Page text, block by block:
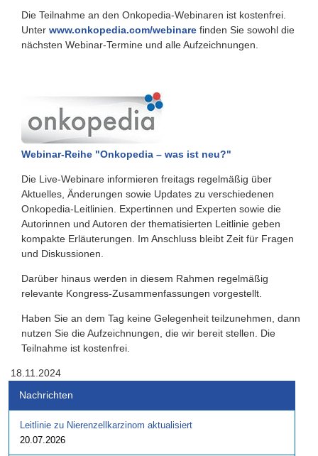
Die Teilnahme an den Onkopedia-Webinaren ist kostenfrei.
Unter www.onkopedia.com/webinare finden Sie sowohl die
nächsten Webinar-Termine und alle Aufzeichnungen.
Webinar-Reihe "Onkopedia – was ist neu?"
Die Live-Webinare informieren freitags regelmäßig über
Aktuelles, Änderungen sowie Updates zu verschiedenen
Onkopedia-Leitlinien. Expertinnen und Experten sowie die
Autorinnen und Autoren der thematisierten Leitlinie geben
kompakte Erläuterungen. Im Anschluss bleibt Zeit für Fragen
und Diskussionen.
Darüber hinaus werden in diesem Rahmen regelmäßig
relevante Kongress-Zusammenfassungen vorgestellt.
Haben Sie an dem Tag keine Gelegenheit teilzunehmen, dann
nutzen Sie die Aufzeichnungen, die wir bereit stellen. Die
Teilnahme ist kostenfrei.
18.11.2024
Nachrichten
Leitlinie zu Nierenzellkarzinom aktualisiert
20.07.2026